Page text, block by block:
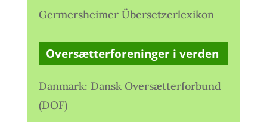
Germersheimer Übersetzerlexikon
Oversætterforeninger i verden
Danmark: Dansk Oversætterforbund
(DOF)